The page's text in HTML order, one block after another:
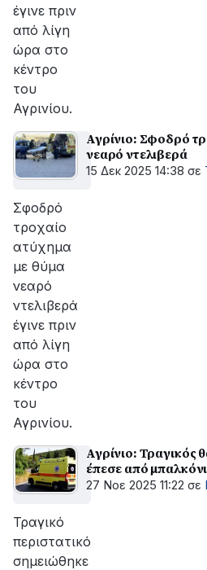
έγινε πριν
από λίγη
ώρα στο
κέντρο
του
Αγρινίου.
Αγρίνιο: Σφοδρό
νεαρό ντελιβερά
15 Δεκ 2025 14:38 σε
Σφοδρό
τροχαίο
ατύχημα
με θύμα
νεαρό
ντελιβερά
έγινε πριν
από λίγη
ώρα στο
κέντρο
του
Αγρινίου.
Αγρίνιο: Τραγικός
έπεσε από
27 Νοε 2025 11:22 σε
Τραγικό
περιστατικό
σημειώθηκε